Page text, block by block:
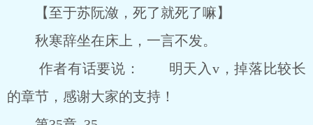
【至于苏阮潋，死了就死了嘛】
秋寒辞坐在床上，一言不发。
作者有话要说： 明天入v，掉落比较长
的章节，感谢大家的支持！